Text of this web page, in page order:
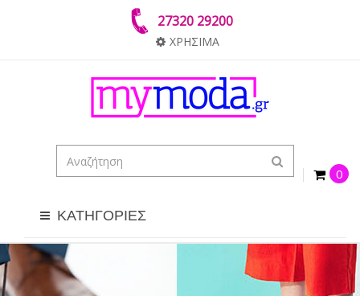
27320 29200
ΧΡΗΣΙΜΑ
0
ΚΑΤΗΓΟΡΙΕΣ